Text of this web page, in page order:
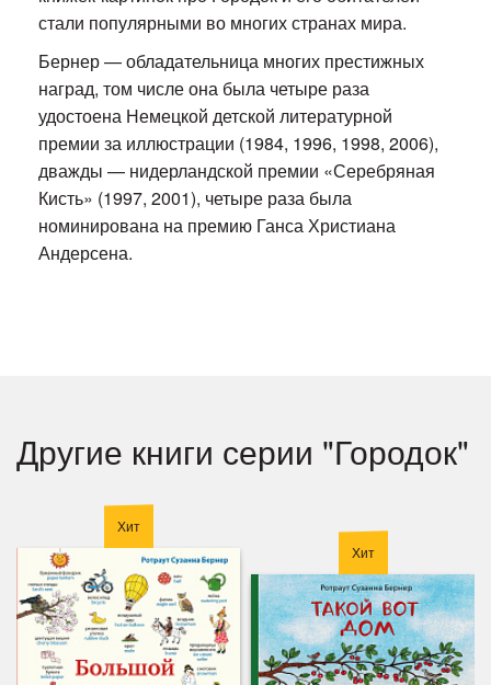
стали популярными во многих странах мира.
Бернер — обладательница многих престижных
наград, том числе она была четыре раза
удостоена Немецкой детской литературной
премии за иллюстрации (1984, 1996, 1998, 2006),
дважды — нидерландской премии «Серебряная
Кисть» (1997, 2001), четыре раза была
номинирована на премию Ганса Христиана
Андерсена.
Другие книги серии "Городок"
Хит
Хит